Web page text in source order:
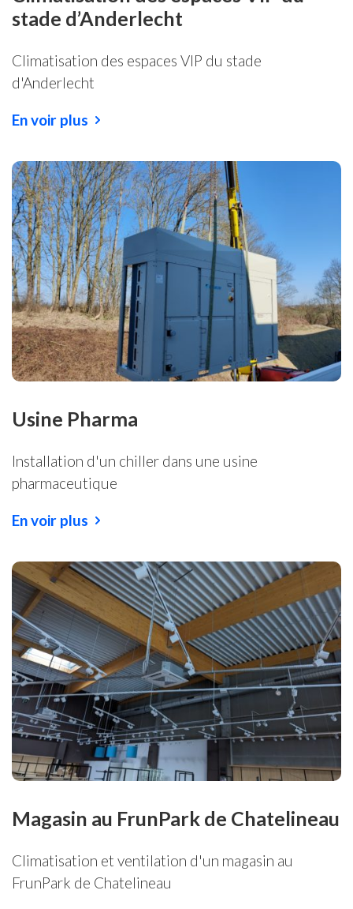
stade d’Anderlecht
Climatisation des espaces VIP du stade
d'Anderlecht
En voir plus
Usine Pharma
Installation d'un chiller dans une usine
pharmaceutique
En voir plus
Magasin au FrunPark de Chatelineau
Climatisation et ventilation d'un magasin au
FrunPark de Chatelineau